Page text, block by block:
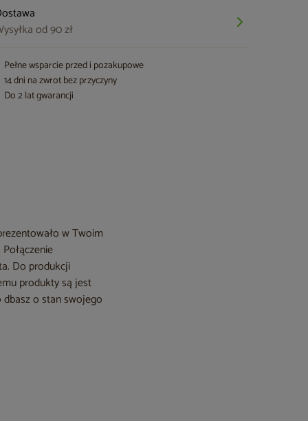
od 90 zł
Pełne wsparcie przed i pozakupowe
14 dni na zwrot bez przyczyny
Do 2 lat gwarancji
w Twoim
Do produkcji
produkty są jest
o stan swojego